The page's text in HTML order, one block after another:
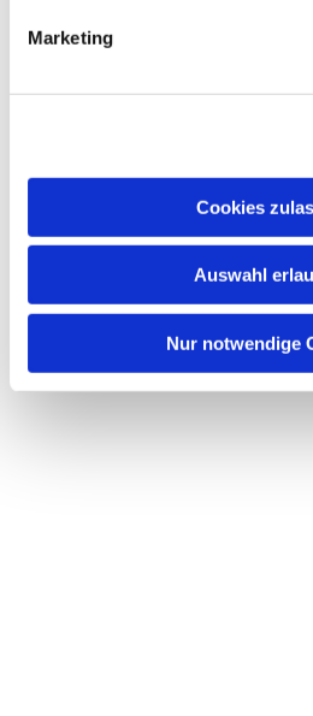
Marketing
Cookies
Auswahl
Nur notwendige